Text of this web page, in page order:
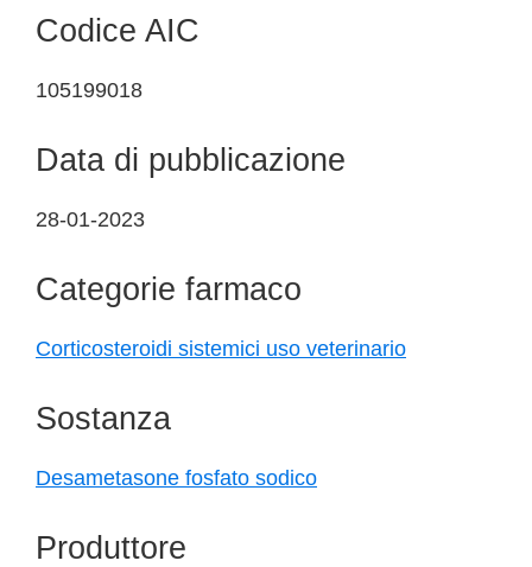
Codice AIC
105199018
Data di pubblicazione
28-01-2023
Categorie farmaco
Corticosteroidi sistemici uso veterinario
Sostanza
Desametasone fosfato sodico
Produttore